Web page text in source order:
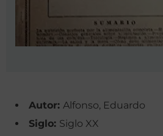
Autor: Alfonso, Eduardo
Siglo: Siglo XX